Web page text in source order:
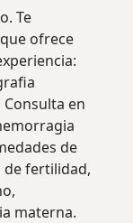
Te
ofrece
en
de
de fertilidad,
materna.